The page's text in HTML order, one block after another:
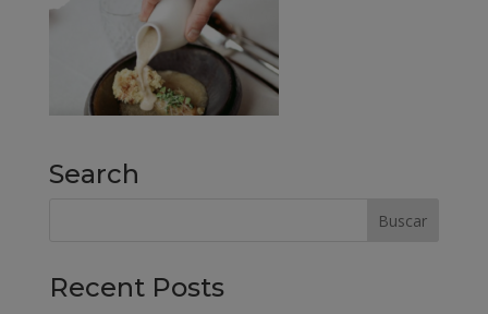
Search
Recent Posts